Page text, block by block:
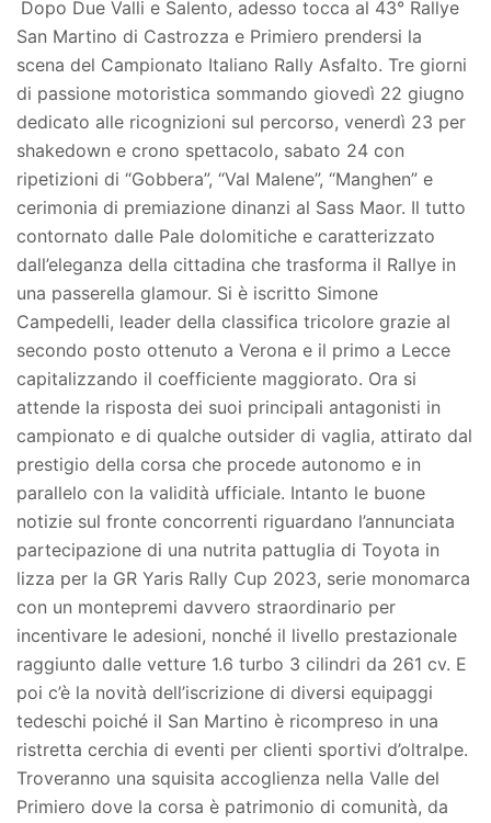
Dopo Due Valli e Salento, adesso tocca al 43° Rallye
San Martino di Castrozza e Primiero prendersi la
scena del Campionato Italiano Rally Asfalto. Tre giorni
di passione motoristica sommando giovedì 22 giugno
dedicato alle ricognizioni sul percorso, venerdì 23 per
shakedown e crono spettacolo, sabato 24 con
ripetizioni di “Gobbera”, “Val Malene”, “Manghen” e
cerimonia di premiazione dinanzi al Sass Maor. Il tutto
contornato dalle Pale dolomitiche e caratterizzato
dall’eleganza della cittadina che trasforma il Rallye in
una passerella glamour. Si è iscritto Simone
Campedelli, leader della classifica tricolore grazie al
secondo posto ottenuto a Verona e il primo a Lecce
capitalizzando il coefficiente maggiorato. Ora si
attende la risposta dei suoi principali antagonisti in
campionato e di qualche outsider di vaglia, attirato dal
prestigio della corsa che procede autonomo e in
parallelo con la validità ufficiale. Intanto le buone
notizie sul fronte concorrenti riguardano l’annunciata
partecipazione di una nutrita pattuglia di Toyota in
lizza per la GR Yaris Rally Cup 2023, serie monomarca
con un montepremi davvero straordinario per
incentivare le adesioni, nonché il livello prestazionale
raggiunto dalle vetture 1.6 turbo 3 cilindri da 261 cv. E
poi c’è la novità dell’iscrizione di diversi equipaggi
tedeschi poiché il San Martino è ricompreso in una
ristretta cerchia di eventi per clienti sportivi d’oltralpe.
Troveranno una squisita accoglienza nella Valle del
Primiero dove la corsa è patrimonio di comunità, da